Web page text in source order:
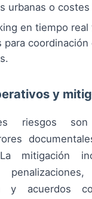
urbanas o
en tiempo
para coordinación
y
riesgos
mitigación
y acuerdos